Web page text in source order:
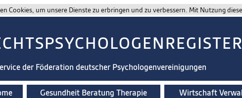
Cookies, um unsere Dienste zu erbringen und zu verbessern. Mit Nutzung
der Föderation deutscher Psychologenvereinigungen
Gesundheit Beratung Therapie Wirtschaft